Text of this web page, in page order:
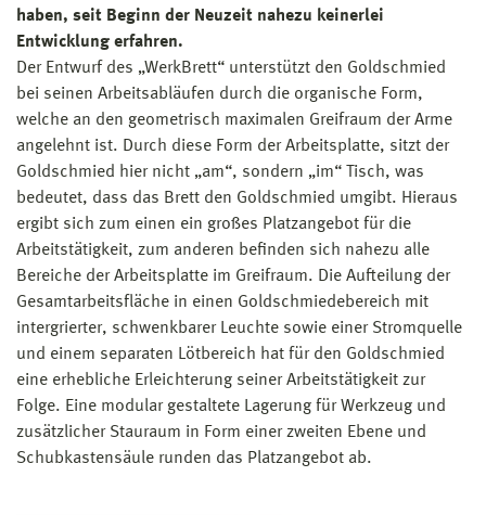
haben, seit Beginn der Neuzeit nahezu keinerlei
Entwicklung erfahren.
Der Entwurf des „WerkBrett“ unterstützt den Goldschmied
bei seinen Arbeitsabläufen durch die organische Form,
welche an den geometrisch maximalen Greifraum der Arme
angelehnt ist. Durch diese Form der Arbeitsplatte, sitzt der
Goldschmied hier nicht „am“, sondern „im“ Tisch, was
bedeutet, dass das Brett den Goldschmied umgibt. Hieraus
ergibt sich zum einen ein großes Platzangebot für die
Arbeitstätigkeit, zum anderen befinden sich nahezu alle
Bereiche der Arbeitsplatte im Greifraum. Die Aufteilung der
Gesamtarbeitsfläche in einen Goldschmiedebereich mit
intergrierter, schwenkbarer Leuchte sowie einer Stromquelle
und einem separaten Lötbereich hat für den Goldschmied
eine erhebliche Erleichterung seiner Arbeitstätigkeit zur
Folge. Eine modular gestaltete Lagerung für Werkzeug und
zusätzlicher Stauraum in Form einer zweiten Ebene und
Schubkastensäule runden das Platzangebot ab.